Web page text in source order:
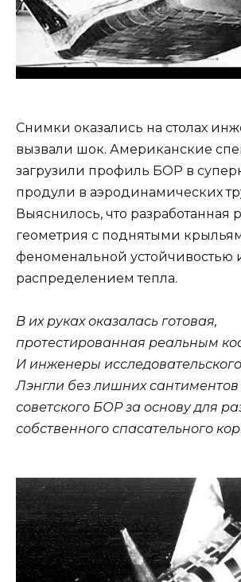
Снимки оказались на столах
вызвали шок. Американские
загрузили профиль БОР в
продули в аэродинамических
Выяснилось, что разработанная
геометрия с поднятыми
феноменальной устойчивостью
распределением тепла.
В их руках оказалась готовая,
протестированная реальным
И инженеры
Лэнгли без лишних
советского БОР за основу для
собственного спасательного